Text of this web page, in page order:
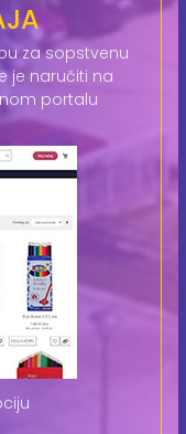
za sopstvenu
je naručiti na
portalu